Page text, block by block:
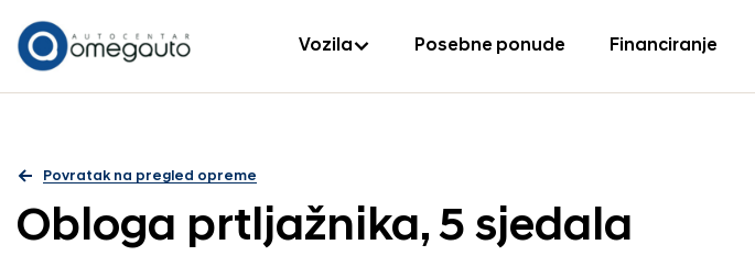
Vozila Posebne ponude Financiranje
Povratak na pregled opreme
Obloga prtljažnika, 5 sjedala